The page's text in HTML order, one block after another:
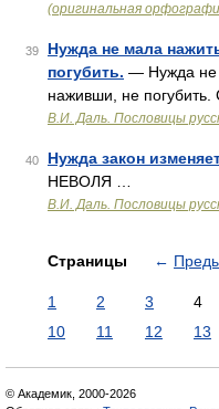
(оригинальная
39
Нужда не мала
погубить. — Нужда не
наживши, не
В.И. Даль. Пословицы
40 Нужда закон
НЕВОЛЯ …
В.И. Даль. Пословицы
Страницы ←
1 2 3 4
10
11 12 13
© Академик, 2000-2026